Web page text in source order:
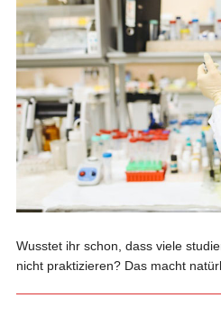
Wusstet ihr schon, dass viele
nicht praktizieren? Das macht